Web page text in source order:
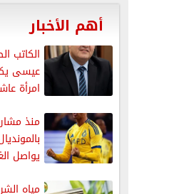
أهم الأخبار
الكاتب
عيسى
امرأة
منذ
يواصل
مياه